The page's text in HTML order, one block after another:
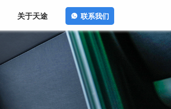
关于天途 联系我们